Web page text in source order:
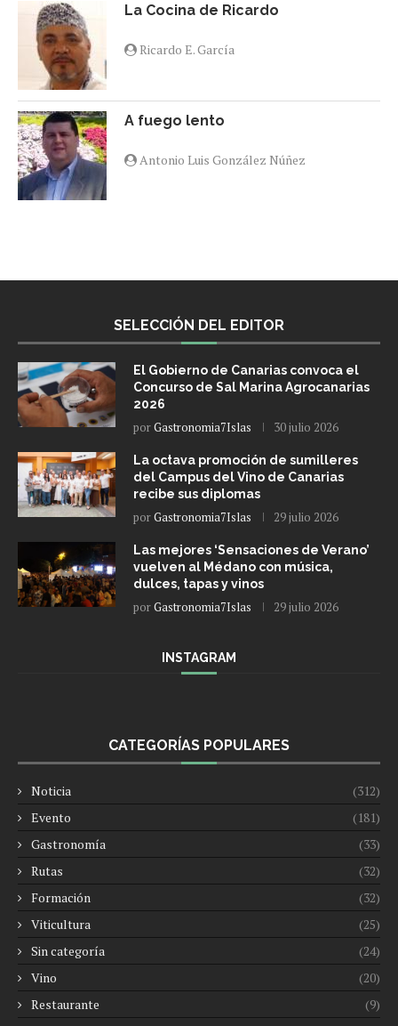
La Cocina de Ricardo
Ricardo E. García
A fuego lento
Antonio Luis González Núñez
SELECCIÓN DEL EDITOR
El Gobierno de Canarias convoca el
Concurso de Sal Marina Agrocanarias
2026
porGastronomia7Islas 30 julio 2026
La octava promoción de sumilleres
del Campus del Vino de Canarias
recibe sus diplomas
porGastronomia7Islas 29 julio 2026
Las mejores ‘Sensaciones de Verano’
vuelven al Médano con música,
dulces, tapas y vinos
porGastronomia7Islas 29 julio 2026
INSTAGRAM
CATEGORÍAS POPULARES
Noticia
(312)
Evento
(181)
Gastronomía
(33)
Rutas
(32)
Formación
(32)
Viticultura
(25)
Sin categoría
(24)
Vino
(20)
Restaurante
(9)